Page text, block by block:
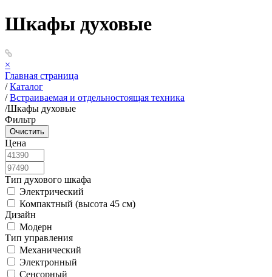
Шкафы духовые
×
Главная страница
/ Каталог
/ Встраиваемая и отдельностоящая техника
/Шкафы духовые
Фильтр
Цена
Тип духового шкафа
Электрический
Компактный (высота 45 см)
Дизайн
Модерн
Тип управления
Механический
Электронный
Сенсорный